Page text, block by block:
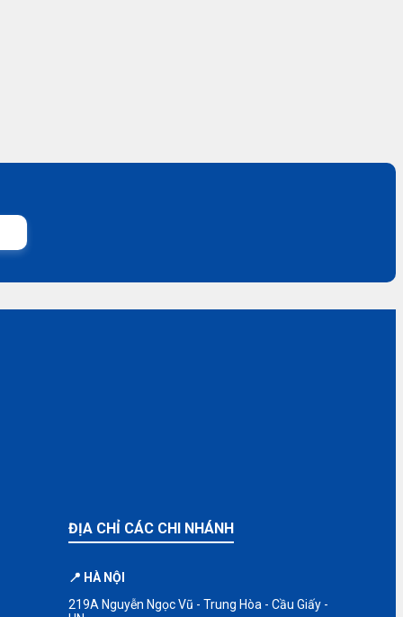
ĐỊA CHỈ CÁC CHI NHÁNH
📍 HÀ NỘI
219A Nguyễn Ngọc Vũ - Trung Hòa - Cầu Giấy -